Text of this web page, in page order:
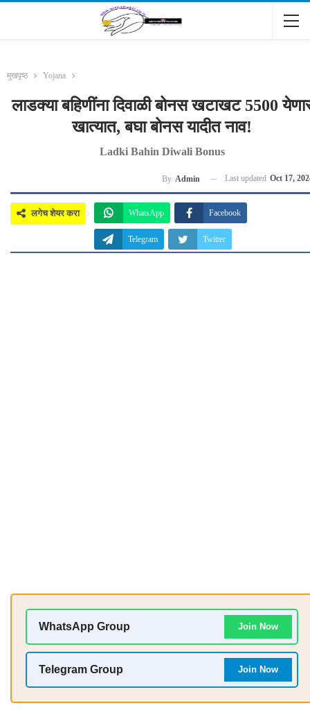
मुखपृष्ठ Yojana
लाडक्या बहिणींना दिवाळी बोनस खटाखट 5500
खात्यात, बघा बोनस यादीत नाव!
Ladki Bahin Diwali Bonus
By Admin Last updated Oct 17,
लगेच शेयर करा WhatsApp Facebook
Telegram Twitter
WhatsApp Group Join Now
Telegram Group Join Now